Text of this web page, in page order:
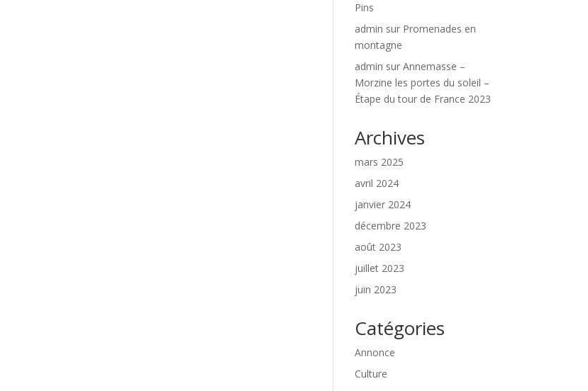
Pins
admin sur Promenades en
montagne
admin surAnnemasse –
Morzine les portes du soleil –
Étape du tour de France 2023
Archives
mars 2025
avril 2024
janvier 2024
décembre 2023
août 2023
juillet 2023
juin 2023
Catégories
Annonce
Culture